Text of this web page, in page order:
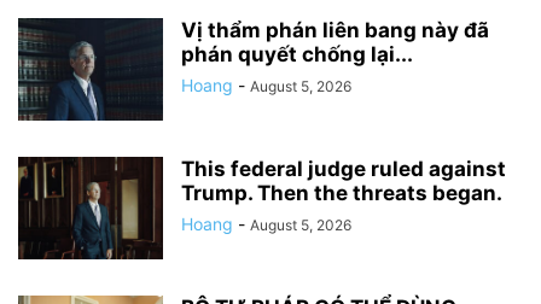
Vị thẩm phán liên bang này đã
phán quyết chống lại...
Hoang - August 5, 2026
This federal judge ruled against
Trump. Then the threats began.
Hoang - August 5, 2026